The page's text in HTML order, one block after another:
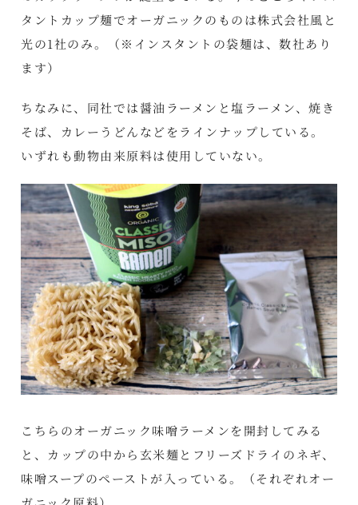
タントカップ麺でオーガニックのものは株式会社風と
光の1社のみ。（※インスタントの袋麺は、数社あり
ます）
ちなみに、同社では醤油ラーメンと塩ラーメン、焼き
そば、カレーうどんなどをラインナップしている。
いずれも動物由来原料は使用していない。
こちらのオーガニック味噌ラーメンを開封してみる
と、カップの中から玄米麺とフリーズドライのネギ、
味噌スープのペーストが入っている。（それぞれオー